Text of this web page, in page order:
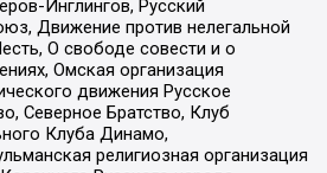
Инглингов, Русский
Движение против нелегальной
О свободе совести и о
Омская организация
движения Русское
Северное Братство, Клуб
Клуба Динамо,
религиозная организация